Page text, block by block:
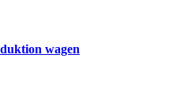
wagen